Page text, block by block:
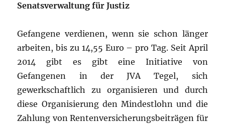
Senatsverwaltung für Justiz
Gefangene verdienen, wenn sie schon länger
arbeiten, bis zu 14,55 Euro – pro Tag. Seit April
2014 gibt es gibt eine Initiative von
Gefangenen in der JVA Tegel, sich
gewerkschaftlich zu organisieren und durch
diese Organisierung den Mindestlohn und die
Zahlung von Rentenversicherungsbeiträgen für